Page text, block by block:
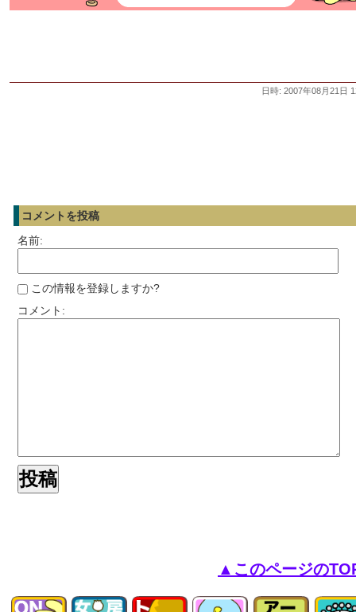
日時: 2007年08月21日
コメントを投稿
名前:
この情報を登録しますか?
コメント:
▲このページの